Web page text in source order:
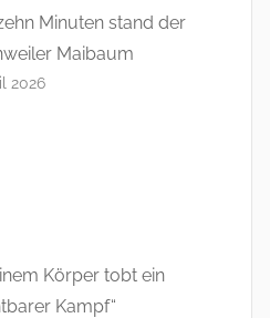
Minuten stand der
Maibaum
2026
Körper tobt ein
Kampf“